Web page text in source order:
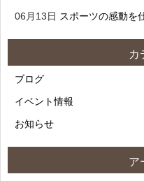
06月13日 スポーツの感動を
カ
ブログ
イベント情報
お知らせ
ア